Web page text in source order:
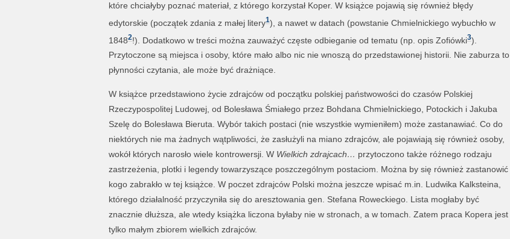
które chciałyby poznać materiał, z którego korzystał Koper. W książce pojawią się również błędy
edytorskie (początek zdania z małej litery1), a nawet w datach (powstanie Chmielnickiego wybuchło w
18482!). Dodatkowo w treści można zauważyć częste odbieganie od tematu (np. opis Zofiówki3).
Przytoczone są miejsca i osoby, które mało albo nic nie wnoszą do przedstawionej historii. Nie zaburza to
płynności czytania, ale może być drażniące.
W książce przedstawiono życie zdrajców od początku polskiej państwowości do czasów Polskiej
Rzeczypospolitej Ludowej, od Bolesława Śmiałego przez Bohdana Chmielnickiego, Potockich i Jakuba
Szelę do Bolesława Bieruta. Wybór takich postaci (nie wszystkie wymieniłem) może zastanawiać. Co do
niektórych nie ma żadnych wątpliwości, że zasłużyli na miano zdrajców, ale pojawiają się również osoby,
wokół których narosło wiele kontrowersji. W Wielkich zdrajcach… przytoczono także różnego rodzaju
zastrzeżenia, plotki i legendy towarzyszące poszczególnym postaciom. Można by się również zastanowić
kogo zabrakło w tej książce. W poczet zdrajców Polski można jeszcze wpisać m.in. Ludwika Kalksteina,
którego działalność przyczyniła się do aresztowania gen. Stefana Roweckiego. Lista mogłaby być
znacznie dłuższa, ale wtedy książka liczona byłaby nie w stronach, a w tomach. Zatem praca Kopera jest
tylko małym zbiorem wielkich zdrajców.